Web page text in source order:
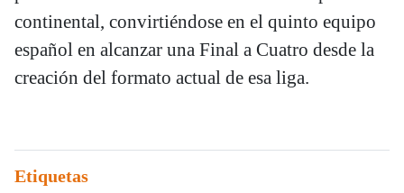
continental, convirtiéndose en el quinto equipo
español en alcanzar una Final a Cuatro desde la
creación del formato actual de esa liga.
Etiquetas